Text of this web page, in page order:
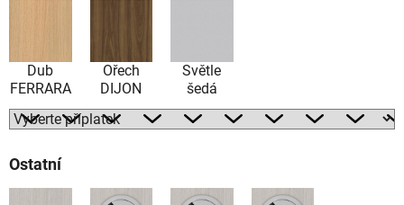
Dub
FERRARA
Ořech
DIJON
Světle
šedá
Ostatní